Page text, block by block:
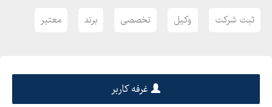
ثبت شرکت وکیل تخصصی برند معتبر
غرفه کاربر